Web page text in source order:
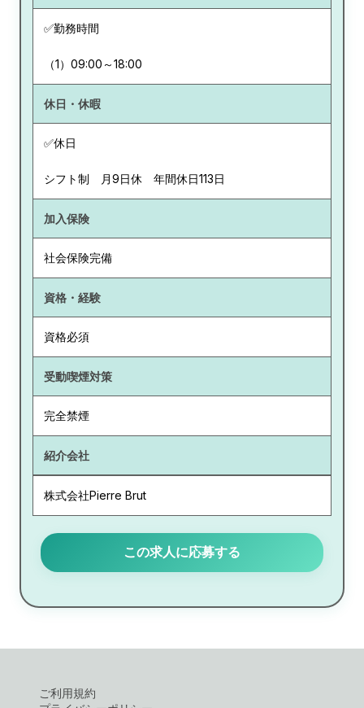
✅勤務時間
（1）09:00～18:00
休日・休暇
✅休日
シフト制 月9日休 年間休日113日
加入保険
社会保険完備
資格・経験
資格必須
受動喫煙対策
完全禁煙
紹介会社
株式会社Pierre Brut
この求人に応募する
ご利用規約